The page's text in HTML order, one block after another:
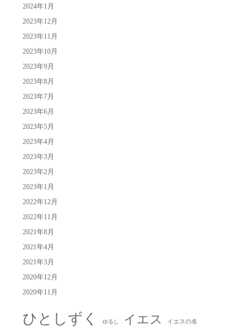
2024年1月
2023年12月
2023年11月
2023年10月
2023年9月
2023年8月
2023年7月
2023年6月
2023年5月
2023年4月
2023年3月
2023年2月
2023年1月
2022年12月
2022年11月
2021年8月
2021年4月
2021年3月
2020年12月
2020年11月
ひとしずく ゆるし イエス イエスの名